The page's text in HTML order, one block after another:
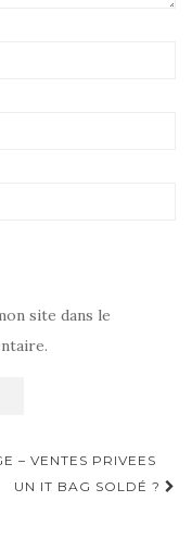
site dans le
– VENTES PRIVEES
UN IT BAG SOLDÉ ?